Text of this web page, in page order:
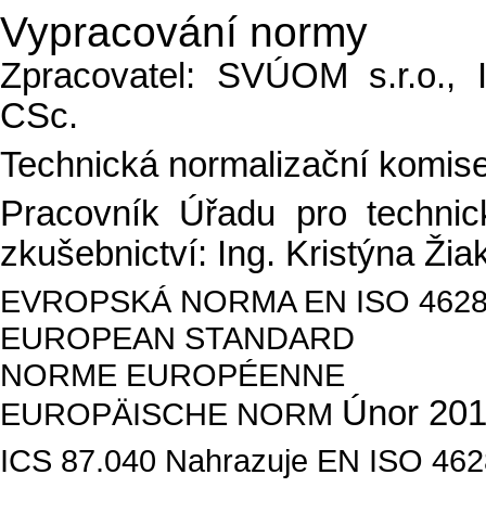
Vypracování normy
Zpracovatel: SVÚOM
CSc.
Technická normalizační
Pracovník Úřadu pro
zkušebnictví: Ing. Kristýna
EVROPSKÁ NORMA EN ISO
EUROPEAN STANDARD
NORME EUROPÉENNE
EUROPÄISCHE NORM Únor
ICS 87.040 Nahrazuje EN ISO